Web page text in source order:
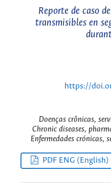
Reporte de caso
transmisibles en
https://
Doenças crônicas,
Chronic diseases,
Enfermedades crónicas,
PDF ENG (English)